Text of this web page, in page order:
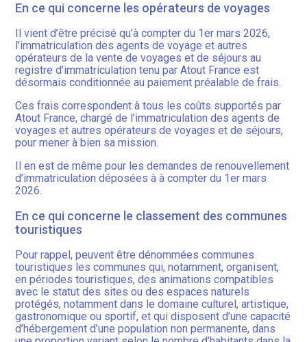
En ce qui concerne les opérateurs de voyages
Il vient d’être précisé qu’à compter du 1er mars 2026,
l’immatriculation des agents de voyage et autres
opérateurs de la vente de voyages et de séjours au
registre d’immatriculation tenu par Atout France est
désormais conditionnée au paiement préalable de frais.
Ces frais correspondent à tous les coûts supportés par
Atout France, chargé de l’immatriculation des agents de
voyages et autres opérateurs de voyages et de séjours,
pour mener à bien sa mission.
Il en est de même pour les demandes de renouvellement
d’immatriculation déposées à à compter du 1er mars
2026.
En ce qui concerne le classement des communes
touristiques
Pour rappel, peuvent être dénommées communes
touristiques les communes qui, notamment, organisent,
en périodes touristiques, des animations compatibles
avec le statut des sites ou des espaces naturels
protégés, notamment dans le domaine culturel, artistique,
gastronomique ou sportif, et qui disposent d’une capacité
d’hébergement d’une population non permanente, dans